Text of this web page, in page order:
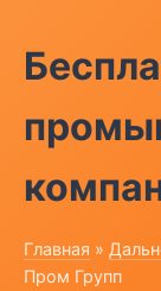
Главная »
Пром Групп